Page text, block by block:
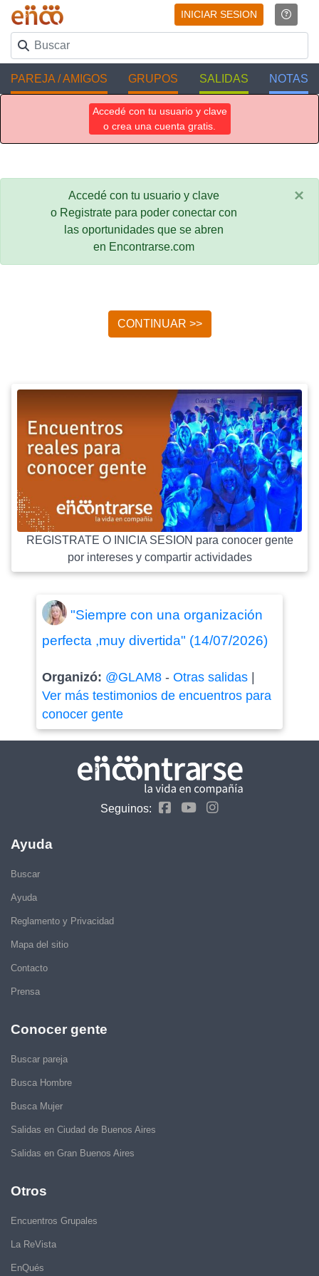
INICIAR SESION
PAREJA / AMIGOS GRUPOS SALIDAS NOTAS
Accedé con tu usuario y clave
o crea una cuenta gratis.
Accedé con tu usuario y clave
o Registrate para poder conectar con
las oportunidades que se abren
en Encontrarse.com
×
CONTINUAR >>
REGISTRATE O INICIA SESION para conocer gente
por intereses y compartir actividades
"Siempre con una organización
perfecta ,muy divertida" (14/07/2026)
Organizó: @GLAM8- Otras salidas|
Ver más testimonios de encuentros para
conocer gente
Seguinos:
Ayuda
Buscar
Ayuda
Reglamento y Privacidad
Mapa del sitio
Contacto
Prensa
Conocer gente
Buscar pareja
Busca Hombre
Busca Mujer
Salidas en Ciudad de Buenos Aires
Salidas en Gran Buenos Aires
Otros
Encuentros Grupales
La ReVista
EnQués